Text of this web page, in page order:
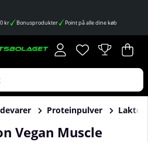
kr Bonusprodukter Point på alle dine køb
Ønskeliste
Antal på
. .
Proteinpulver
Vegan Muscle